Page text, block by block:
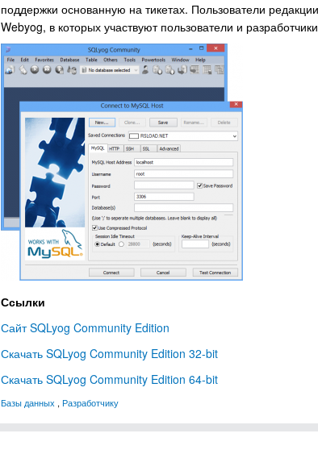
поддержки основанную на тикетах. Пользователи
Webyog, в которых участвуют пользователи и
Ссылки
Сайт SQLyog Community Edition
Скачать SQLyog Community Edition 32-bit
Скачать SQLyog Community Edition 64-bit
Базы данных , Разработчику